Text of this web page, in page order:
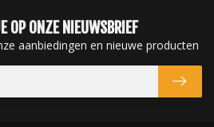
OP ONZE NIEUWSBRIEF
aanbiedingen en nieuwe producten